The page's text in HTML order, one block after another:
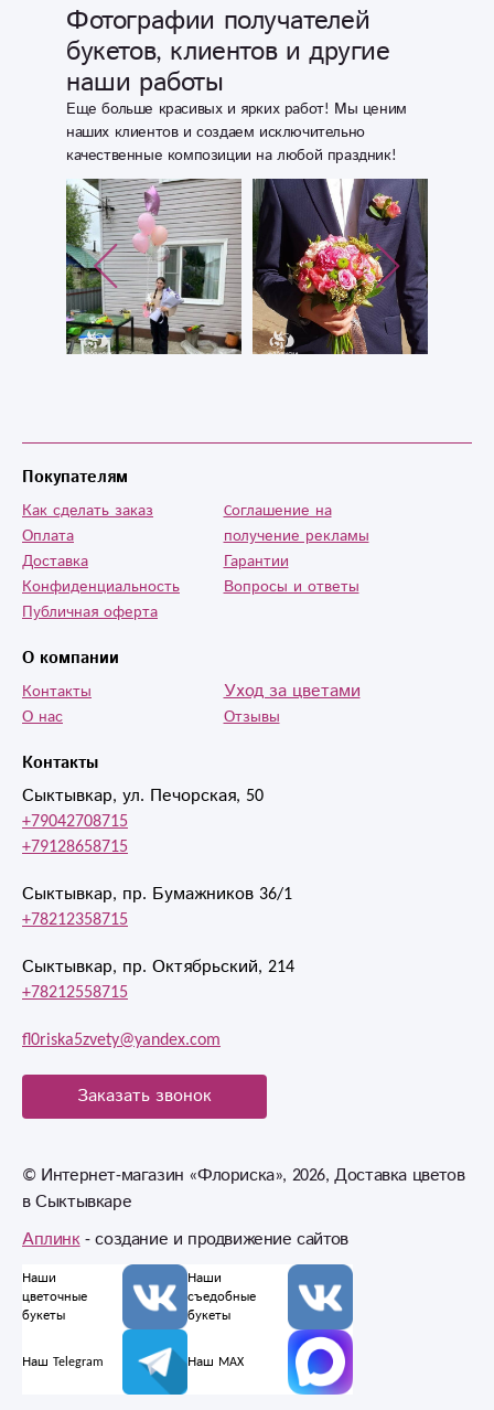
договоренности
по доставке,
открытке и пр. И
оба раза очень
довольны
остались
и получатели
(качество,
доставка в срок -
мне было это
важно), и я (все
вопросы
решались
обратная связь
отличная, фото
получателя с
Спасибо вам
огромное! Я
обязательно
еще.
Фотографии получателей
букетов, клиентов и другие
наши работы
Еще больше красивых и ярких работ! Мы ценим
наших клиентов и создаем исключительно
качественные композиции на любой праздник!
Контакты
Сыктывкар, ул. Печорская, 50
+79042708715
+79128658715
Сыктывкар, пр. Бумажников 36/1
+78212358715
Сыктывкар, пр. Октябрьский, 214
+78212558715
fl0riska5zvety@yandex.com
Заказать звонок
Покупателям
Как сделать заказ
Оплата
Доставка
Конфиденциальность
Публичная оферта
Cоглашение на
получение рекламы
Гарантии
Вопросы и ответы
О компании
Контакты
О нас
Уход за цветами
Отзывы
© Интернет-магазин «Флориска», 2026, Доставка цветов
в Сыктывкаре
Аплинк- создание и продвижение сайтов
Наши
цветочные
букеты
Наши
съедобные
букеты
Наш Telegram Наш MAX